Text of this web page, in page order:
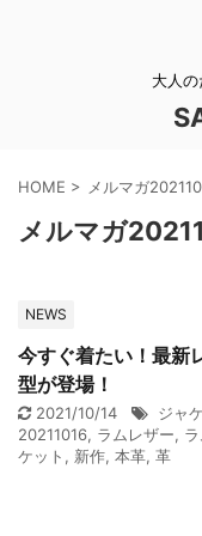
大人
HOME > メルマガ
メルマガ
NEWS
今すぐ着たい！最新
型が登場！
2021/10/14 ジャ
20211016, ラムレザー,
ケット , 新作, 本革, 革